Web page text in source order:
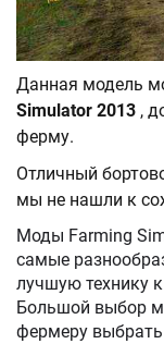
Данная модель
Simulator 2013 ,
ферму.
Отличный
мы не нашли к
Моды Farming Simulator 2013 , на
самые
лучшую технику к
Большой выбор
фермеру